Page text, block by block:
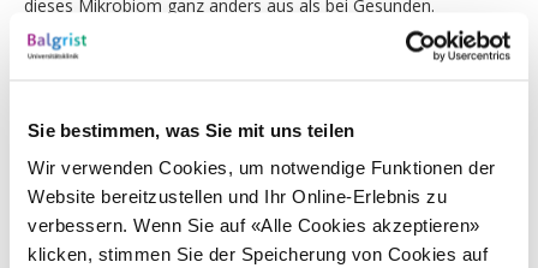
Sie bestimmen, was Sie mit uns teilen
Wir verwenden Cookies, um notwendige Funktionen der
Website bereitzustellen und Ihr Online-Erlebnis zu
verbessern. Wenn Sie auf «Alle Cookies akzeptieren»
klicken, stimmen Sie der Speicherung von Cookies auf
dieses Mikrobiom ganz anders aus als bei Gesunden.
Im Rahmen von mTORUS wird die Zusammensetzung eines
mit dem Immunsystem untersucht werden. «Wir wollen weg
von den Antibiotika und eine Push-Pull-Strategie anbieten,
indem wir mit genetisch angepassten Bakteriophagen die
Bakterien beseitigen und die Harnblase für die Mikrobiom-
Transplantation vorbereiten», so Kessler. «Es sollen